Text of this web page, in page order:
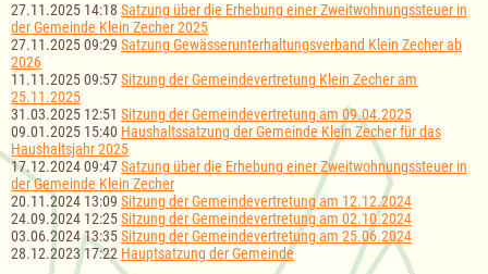
27.11.2025 14:18 Satzung über die Erhebung einer Zweitwohnungssteuer in
der Gemeinde Klein Zecher 2025
27.11.2025 09:29 Satzung Gewässerunterhaltungsverband Klein Zecher ab
2026
11.11.2025 09:57Sitzung der Gemeindevertretung Klein Zecher am
25.11.2025
31.03.2025 12:51 Sitzung der Gemeindevertretung am 09.04.2025
09.01.2025 15:40 Haushaltssatzung der Gemeinde Klein Zecher für das
Haushaltsjahr 2025
17.12.2024 09:47Satzung über die Erhebung einer Zweitwohnungssteuer in
der Gemeinde Klein Zecher
20.11.2024 13:09 Sitzung der Gemeindevertretung am 12.12.2024
24.09.2024 12:25Sitzung der Gemeindevertretung am 02.10.2024
03.06.2024 13:35Sitzung der Gemeindevertretung am 25.06.2024
28.12.2023 17:22 Hauptsatzung der Gemeinde